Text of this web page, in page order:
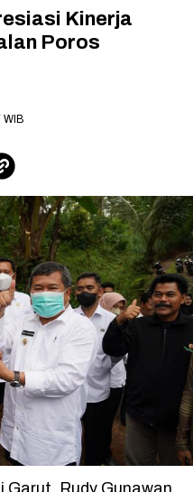
Kinerja
Poros
WIB